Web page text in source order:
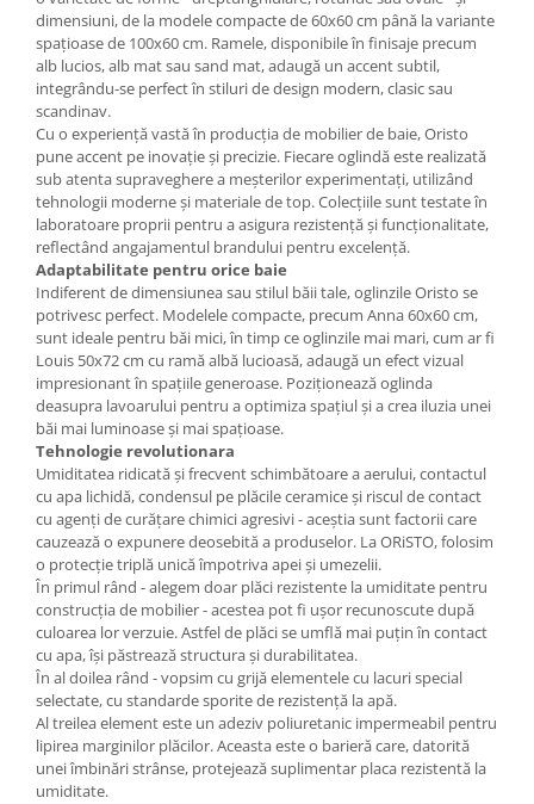
dimensiuni, de la modele compacte de 60x60 cm până la variante
spațioase de 100x60 cm. Ramele, disponibile în finisaje precum
alb lucios, alb mat sau sand mat, adaugă un accent subtil,
integrându-se perfect în stiluri de design modern, clasic sau
scandinav.
Cu o experiență vastă în producția de mobilier de baie, Oristo
pune accent pe inovație și precizie. Fiecare oglindă este realizată
sub atenta supraveghere a meșterilor experimentați, utilizând
tehnologii moderne și materiale de top. Colecțiile sunt testate în
laboratoare proprii pentru a asigura rezistență și funcționalitate,
reflectând angajamentul brandului pentru excelență.
Adaptabilitate pentru orice baie
Indiferent de dimensiunea sau stilul băii tale, oglinzile Oristo se
potrivesc perfect. Modelele compacte, precum Anna 60x60 cm,
sunt ideale pentru băi mici, în timp ce oglinzile mai mari, cum ar fi
Louis 50x72 cm cu ramă albă lucioasă, adaugă un efect vizual
impresionant în spațiile generoase. Poziționează oglinda
deasupra lavoarului pentru a optimiza spațiul și a crea iluzia unei
băi mai luminoase și mai spațioase.
Tehnologie revolutionara
Umiditatea ridicată și frecvent schimbătoare a aerului, contactul
cu apa lichidă, condensul pe plăcile ceramice și riscul de contact
cu agenți de curățare chimici agresivi - aceștia sunt factorii care
cauzează o expunere deosebită a produselor. La ORiSTO, folosim
o protecție triplă unică împotriva apei și umezelii.
În primul rând - alegem doar plăci rezistente la umiditate pentru
construcția de mobilier - acestea pot fi ușor recunoscute după
culoarea lor verzuie. Astfel de plăci se umflă mai puțin în contact
cu apa, își păstrează structura și durabilitatea.
În al doilea rând - vopsim cu grijă elementele cu lacuri special
selectate, cu standarde sporite de rezistență la apă.
Al treilea element este un adeziv poliuretanic impermeabil pentru
lipirea marginilor plăcilor. Aceasta este o barieră care, datorită
unei îmbinări strânse, protejează suplimentar placa rezistentă la
umiditate.